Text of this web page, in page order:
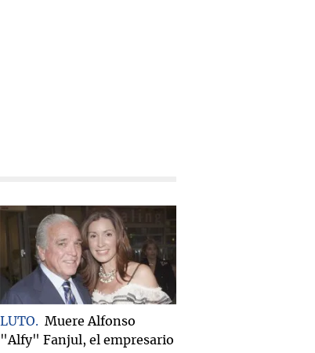
LUTO
Muere Alfonso
"Alfy" Fanjul, el empresario